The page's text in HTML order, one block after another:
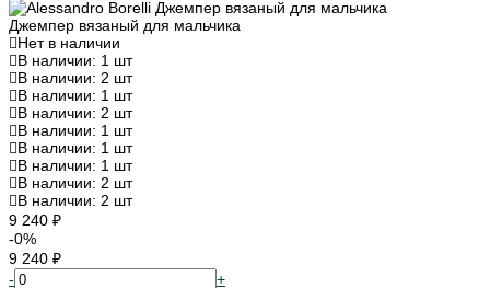
Джемпер вязаный для мальчика
Нет в наличии
В наличии: 1 шт
В наличии: 2 шт
В наличии: 1 шт
В наличии: 2 шт
В наличии: 1 шт
В наличии: 1 шт
В наличии: 1 шт
В наличии: 2 шт
В наличии: 2 шт
9 240 ₽
-0%
9 240 ₽
-
+